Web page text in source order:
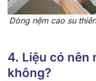
Dòng nệm cao su
4. Liệu có nên
không?